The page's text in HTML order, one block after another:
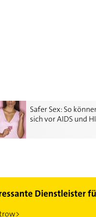
Safer Sex: So
sich vor AIDS und
Sex: So können Sie sich
Dienstleister